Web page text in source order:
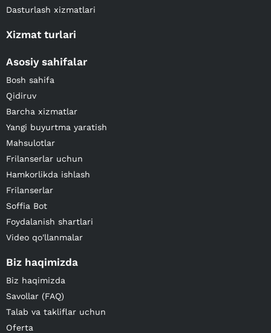
Dasturlash xizmatlari
Xizmat turlari
Asosiy sahifalar
Bosh sahifa
Qidiruv
Barcha xizmatlar
Yangi buyurtma yaratish
Mahsulotlar
Frilanserlar uchun
Hamkorlikda ishlash
Frilanserlar
Soffia Bot
Foydalanish shartlari
Video qo'llanmalar
Biz haqimizda
Biz haqimizda
Savollar (FAQ)
Talab va takliflar uchun
Oferta